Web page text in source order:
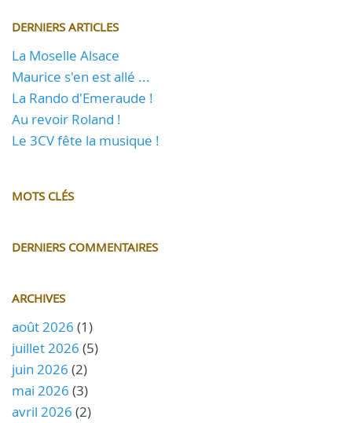
DERNIERS ARTICLES
La Moselle Alsace
Maurice s'en est allé ...
La Rando d'Emeraude !
Au revoir Roland !
Le 3CV fête la musique !
MOTS CLÉS
DERNIERS COMMENTAIRES
ARCHIVES
août 2026 (1)
juillet 2026 (5)
juin 2026 (2)
mai 2026 (3)
avril 2026 (2)